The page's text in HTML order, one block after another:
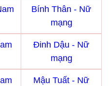
Bính Thân - Nữ
mạng
Đinh Dậu - Nữ
mạng
Mậu Tuất - Nữ